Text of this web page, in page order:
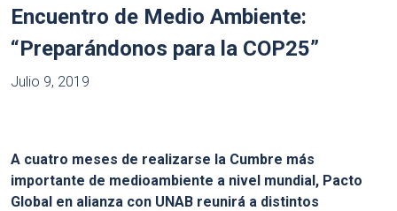
Encuentro de Medio Ambiente:
“Preparándonos para la COP25”
Julio 9, 2019
A cuatro meses de realizarse la Cumbre más
importante de medioambiente a nivel mundial, Pacto
Global en alianza con UNAB reunirá a distintos